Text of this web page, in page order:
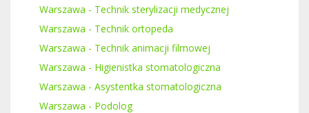
Warszawa - Technik sterylizacji medycznej
Warszawa - Technik ortopeda
Warszawa - Technik animacji filmowej
Warszawa - Higienistka stomatologiczna
Warszawa - Asystentka stomatologiczna
Warszawa - Podolog